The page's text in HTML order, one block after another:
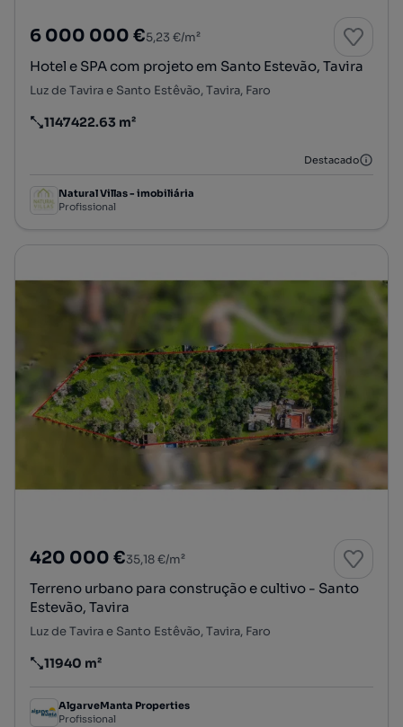
6 000 000 €5,23 €/m²
Hotel e SPA com projeto em Santo Estevão, Tavira
Luz de Tavira e Santo Estêvão, Tavira, Faro
Preço por metro quadrado
1147422.63 m²
Destacado
Natural Villas - imobiliária
Profissional
420 000 €35,18 €/m²
Terreno urbano para construção e cultivo - Santo
Estevão, Tavira
Luz de Tavira e Santo Estêvão, Tavira, Faro
Preço por metro quadrado
11940 m²
AlgarveManta Properties
Profissional